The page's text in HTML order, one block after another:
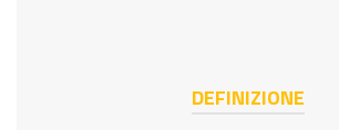
DEFINIZIONE